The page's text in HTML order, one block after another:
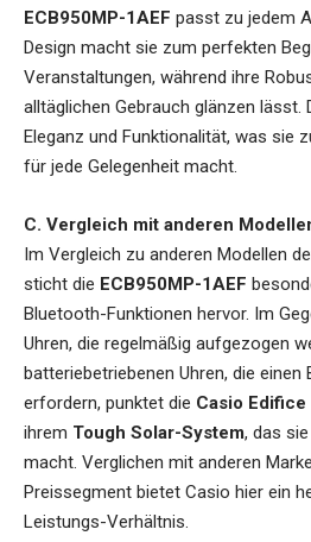
ECB950MP-1AEF passt zu jedem
Design macht sie zum perfekten
Veranstaltungen, während ihre
alltäglichen Gebrauch glänzen lässt.
Eleganz und Funktionalität, was sie
für jede Gelegenheit macht.
C. Vergleich mit anderen
Im Vergleich zu anderen Modellen
sticht die ECB950MP-1AEF
Bluetooth-Funktionen hervor. Im
Uhren, die regelmäßig aufgezogen
batteriebetriebenen Uhren, die einen
erfordern, punktet die Casio Edifice
ihrem Tough Solar-System, das
macht. Verglichen mit anderen
Preissegment bietet Casio hier ein
Leistungs-Verhältnis.